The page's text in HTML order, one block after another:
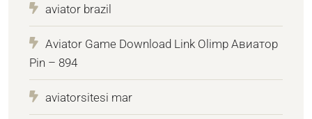
aviator brazil
Aviator Game Download Link Olimp Авиатор
Pin – 894
aviatorsitesi mar